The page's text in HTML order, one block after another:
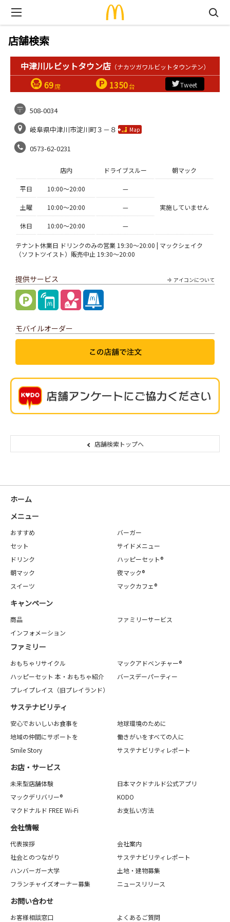
店舗検索
中津川ルビットタウン店 （ナカツガワルビットタウンテン）
69席 1350台 Tweet
508-0034
岐阜県中津川市淀川町３－８
Map
0573-62-0231
店内 ドライブスルー 朝マック
平日 10:00〜20:00 —
実施していません
土曜 10:00〜20:00 —
休日 10:00〜20:00 —
テナント休業日 ドリンクのみの営業 19:30～20:00 | マックシェイク
（ソフトツイスト）販売中止 19:30～20:00
アイコンについて
提供サービス
モバイルオーダー
店舗検索トップへ
ホーム
メニュー
おすすめ
バーガー
セット
サイドメニュー
ドリンク
ハッピーセット®
朝マック
夜マック®
スイーツ
マックカフェ®
キャンペーン
商品
ファミリーサービス
インフォメーション
ファミリー
おもちゃリサイクル
マックアドベンチャー®
ハッピーセット 本・おもちゃ紹介
バースデーパーティー
プレイプレイス（旧プレイランド）
サステナビリティ
安心でおいしいお食事を
地球環境のために
地域の仲間にサポートを
働きがいをすべての人に
Smile Story
サステナビリティレポート
お店・サービス
未来型店舗体験
日本マクドナルド公式アプリ
マックデリバリー®
KODO
マクドナルド FREE Wi-Fi
お支払い方法
会社情報
代表挨拶
会社案内
社会とのつながり
サステナビリティレポート
ハンバーガー大学
土地・建物募集
フランチャイズオーナー募集
ニュースリリース
お問い合わせ
お客様相談窓口 よくあるご質問